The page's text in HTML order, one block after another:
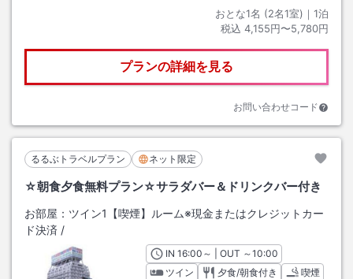
おとな1名 (2名1室)｜ 1泊
税込 4,155円〜5,780円
プランの詳細を見る
お問い合わせコード
るるぶトラベルプラン ネット限定
☆朝食夕食無料プラン☆サラダバー＆ドリンクバー付き
お部屋： ツイン1【喫煙】ルーム※現金またはクレジットカー
ド決済 /
INチェックイン
16:00 ～ | OUT チェックアウト
～10:00
ツイン
夕食/朝食付き
喫煙